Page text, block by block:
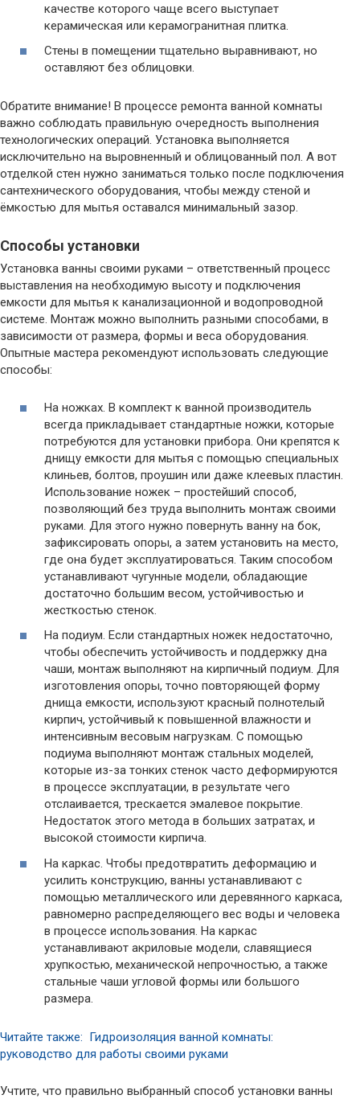
качестве которого чаще всего выступает
керамическая или керамогранитная плитка.
Стены в помещении тщательно выравнивают, но
оставляют без облицовки.
Обратите внимание! В процессе ремонта ванной комнаты
важно соблюдать правильную очередность выполнения
технологических операций. Установка выполняется
исключительно на выровненный и облицованный пол. А вот
отделкой стен нужно заниматься только после подключения
сантехнического оборудования, чтобы между стеной и
ёмкостью для мытья оставался минимальный зазор.
Способы установки
Установка ванны своими руками – ответственный процесс
выставления на необходимую высоту и подключения
емкости для мытья к канализационной и водопроводной
системе. Монтаж можно выполнить разными способами, в
зависимости от размера, формы и веса оборудования.
Опытные мастера рекомендуют использовать следующие
способы:
На ножках. В комплект к ванной производитель
всегда прикладывает стандартные ножки, которые
потребуются для установки прибора. Они крепятся к
днищу емкости для мытья с помощью специальных
клиньев, болтов, проушин или даже клеевых пластин.
Использование ножек – простейший способ,
позволяющий без труда выполнить монтаж своими
руками. Для этого нужно повернуть ванну на бок,
зафиксировать опоры, а затем установить на место,
где она будет эксплуатироваться. Таким способом
устанавливают чугунные модели, обладающие
достаточно большим весом, устойчивостью и
жесткостью стенок.
На подиум. Если стандартных ножек недостаточно,
чтобы обеспечить устойчивость и поддержку дна
чаши, монтаж выполняют на кирпичный подиум. Для
изготовления опоры, точно повторяющей форму
днища емкости, используют красный полнотелый
кирпич, устойчивый к повышенной влажности и
интенсивным весовым нагрузкам. С помощью
подиума выполняют монтаж стальных моделей,
которые из-за тонких стенок часто деформируются
в процессе эксплуатации, в результате чего
отслаивается, трескается эмалевое покрытие.
Недостаток этого метода в больших затратах, и
высокой стоимости кирпича.
На каркас. Чтобы предотвратить деформацию и
усилить конструкцию, ванны устанавливают с
помощью металлического или деревянного каркаса,
равномерно распределяющего вес воды и человека
в процессе использования. На каркас
устанавливают акриловые модели, славящиеся
хрупкостью, механической непрочностью, а также
стальные чаши угловой формы или большого
размера.
Читайте также: Гидроизоляция ванной комнаты:
руководство для работы своими руками
Учтите, что правильно выбранный способ установки ванны